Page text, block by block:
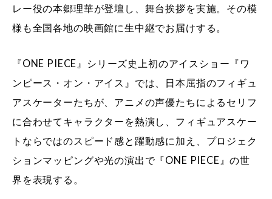
レー役の本郷理華が登壇し、舞台挨拶を実施。その模
様も全国各地の映画館に生中継でお届けする。
『ONE PIECE』シリーズ史上初のアイスショー『ワ
ンピース・オン・アイス』では、日本屈指のフィギュ
アスケーターたちが、アニメの声優たちによるセリフ
に合わせてキャラクターを熱演し、フィギュアスケー
トならではのスピード感と躍動感に加え、プロジェク
ションマッピングや光の演出で『ONE PIECE』の世
界を表現する。